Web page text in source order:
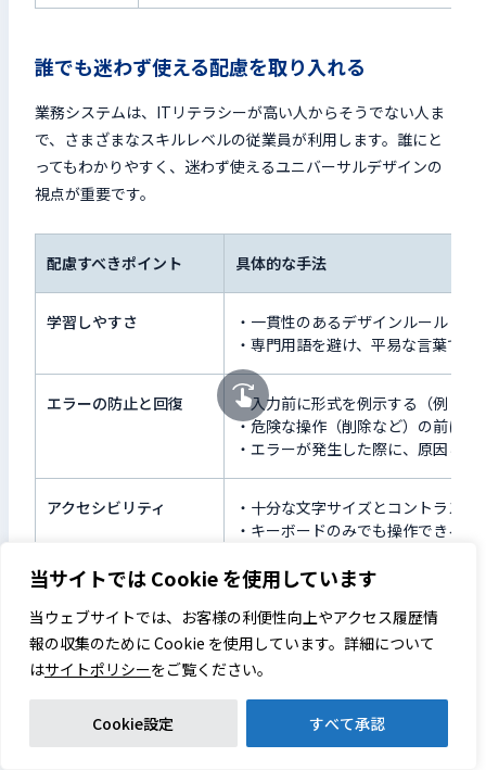
当サイトでは Cookie を使用しています
当ウェブサイトでは、お客様の利便性向上やアクセス履歴情
報の収集のために Cookie を使用しています。詳細について
はサイトポリシーをご覧ください。
Cookie設定 すべて承認
誰でも迷わず使える配慮を取り入れる
業務システムは、ITリテラシーが高い人からそうでない人ま
で、さまざまなスキルレベルの従業員が利用します。誰にと
ってもわかりやすく、迷わず使えるユニバーサルデザインの
視点が重要です。
配慮すべきポイント 具体的な手法
学習しやすさ
・一貫性のあるデザインルール（
・専門用語を避け、平易な言葉でラ
エラーの防止と回復
・入力前に形式を例示する（例：日
・危険な操作（削除など）の前に
・エラーが発生した際に、原因と
アクセシビリティ
・十分な文字サイズとコントラスト
・キーボードのみでも操作できるよ
参考：ユーザビリティとアクセシビリティの違いとは？定
義・重要性などを解説
ツールを導入して効果的に改善を行う